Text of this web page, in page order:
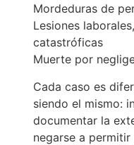
Mordeduras de
Lesiones
catastróficas
Muerte por
Cada caso es
siendo el mismo:
documentar la
negarse a